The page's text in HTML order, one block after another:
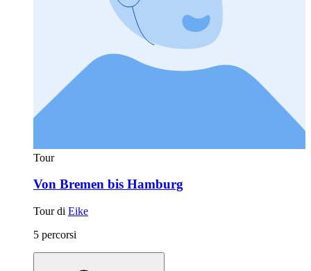
Tour
Von Bremen bis Hamburg
Tour di Eike
5 percorsi